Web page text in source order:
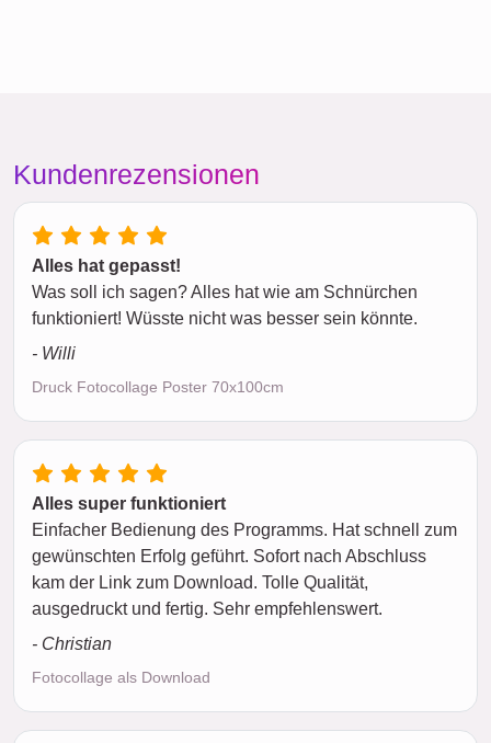
Kundenrezensionen
Alles hat gepasst!
Was soll ich sagen? Alles hat wie am Schnürchen
funktioniert! Wüsste nicht was besser sein könnte.
- Willi
Druck Fotocollage Poster 70x100cm
Alles super funktioniert
Einfacher Bedienung des Programms. Hat schnell zum
gewünschten Erfolg geführt. Sofort nach Abschluss
kam der Link zum Download. Tolle Qualität,
ausgedruckt und fertig. Sehr empfehlenswert.
- Christian
Fotocollage als Download